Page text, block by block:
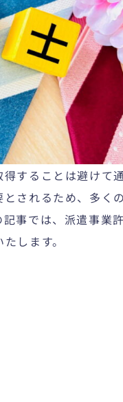
得することは避けて
されるため、多く
事では、派遣事業
します。